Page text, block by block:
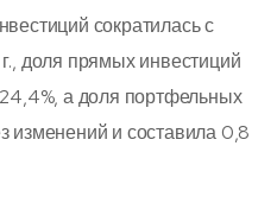
сократилась с
доля прямых инвестиций
а доля портфельных
изменений и составила 0,8